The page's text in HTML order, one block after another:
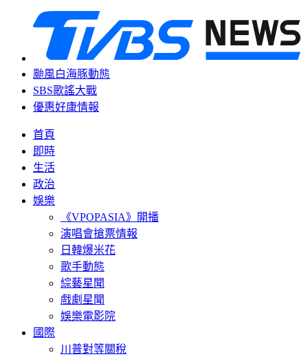
颱風白海豚動態
SBS歌謠大戰
優惠好康情報
首頁
即時
生活
政治
娛樂
《VPOPASIA》開播
演唱會搶票情報
日韓爆米花
歌手動態
綜藝星聞
戲劇星聞
娛樂電影院
國際
川普對等關稅